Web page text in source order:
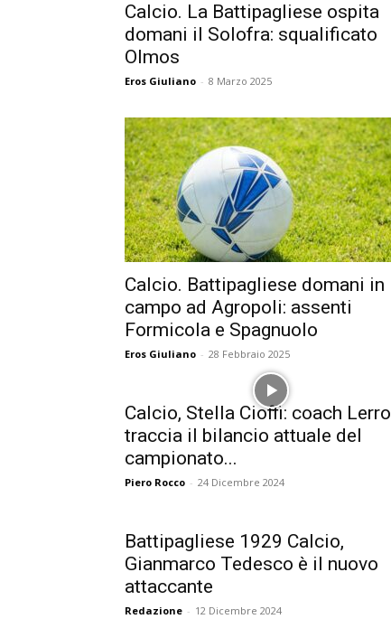
Calcio. La Battipagliese ospita
domani il Solofra: squalificato
Olmos
Eros Giuliano - 8 Marzo 2025
Calcio. Battipagliese domani in
campo ad Agropoli: assenti
Formicola e Spagnuolo
Eros Giuliano - 28 Febbraio 2025
Calcio, Stella Cioffi: coach Lerro
traccia il bilancio attuale del
campionato...
Piero Rocco - 24 Dicembre 2024
Battipagliese 1929 Calcio,
Gianmarco Tedesco è il nuovo
attaccante
Redazione - 12 Dicembre 2024